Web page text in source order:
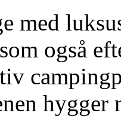
med
også
hygger